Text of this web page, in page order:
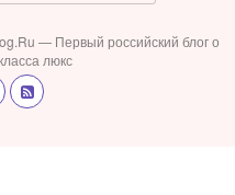
— Первый российский блог о
люкс